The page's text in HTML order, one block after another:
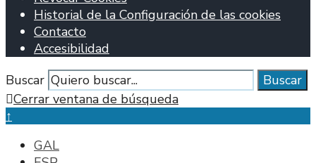
Historial de la Configuración de las cookies
Contacto
Accesibilidad
Buscar
Buscar
Cerrar ventana de búsqueda
↑
GAL